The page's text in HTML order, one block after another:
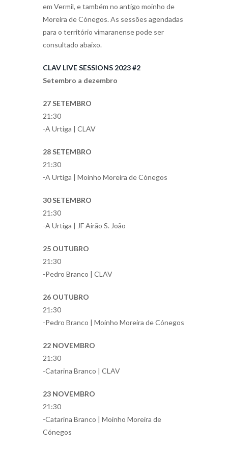
em Vermil, e também no antigo moinho de
Moreira de Cónegos. As sessões agendadas
para o território vimaranense pode ser
consultado abaixo.
CLAV LIVE SESSIONS 2023 #2
Setembro a dezembro
27 SETEMBRO
21:30
-A Urtiga | CLAV
28 SETEMBRO
21:30
-A Urtiga | Moinho Moreira de Cónegos
30 SETEMBRO
21:30
-A Urtiga | JF Airão S. João
25 OUTUBRO
21:30
-Pedro Branco | CLAV
26 OUTUBRO
21:30
-Pedro Branco | Moinho Moreira de Cónegos
22 NOVEMBRO
21:30
-Catarina Branco | CLAV
23 NOVEMBRO
21:30
-Catarina Branco | Moinho Moreira de
Cónegos